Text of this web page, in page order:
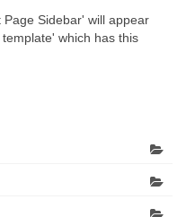
Sidebar' will appear
which has this